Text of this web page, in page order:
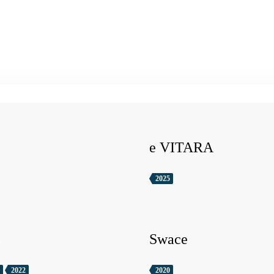
e VITARA
2025
2022
Swace
2020